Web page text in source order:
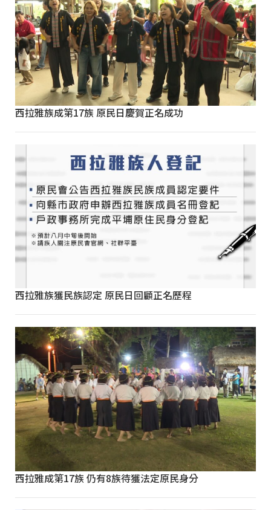
西拉雅族成第17族 原民日慶賀正名成功
西拉雅族獲民族認定 原民日回顧正名歷程
西拉雅成第17族 仍有8族待獲法定原民身分